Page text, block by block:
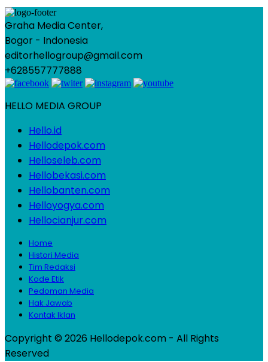
Graha Media Center,
Bogor - Indonesia
editorhellogroup@gmail.com
+628557777888
HELLO MEDIA GROUP
Hello.id
Hellodepok.com
Helloseleb.com
Hellobekasi.com
Hellobanten.com
Helloyogya.com
Hellocianjur.com
Home
Histori Media
Tim Redaksi
Kode Etik
Pedoman Media
Hak Jawab
Kontak Iklan
Copyright © 2026 Hellodepok.com - All Rights
Reserved